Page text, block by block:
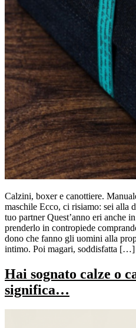
Calzini, boxer e canottiere.
maschile Ecco, ci risiamo: sei alla
tuo partner Quest’anno eri anche
prenderlo in contropiede
dono che fanno gli uomini alla
intimo. Poi magari, soddisfatta […]
Hai sognato calze o
significa…